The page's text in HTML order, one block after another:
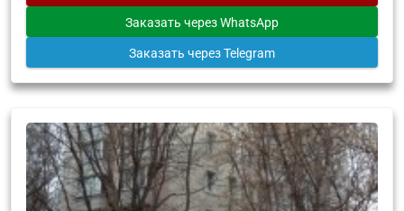
Заказать через WhatsApp
Заказать через Telegram